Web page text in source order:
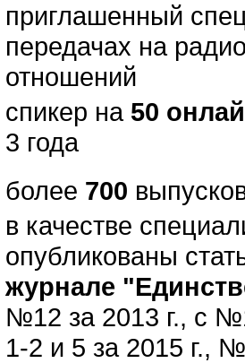
приглашенный
передачах на
отношений
спикер на 50
3 года
более 700
в качестве
опубликованы
журнале
№12 за 2013 г., с
1-2 и 5 за 2015 г.,